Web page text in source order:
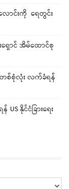
ာင်းကို ရေတွင်း
ောင် အိမ်ထောင်စု
စ်စုံလုံး လက်ခံရန်
နိုင်ငံခြားရေး